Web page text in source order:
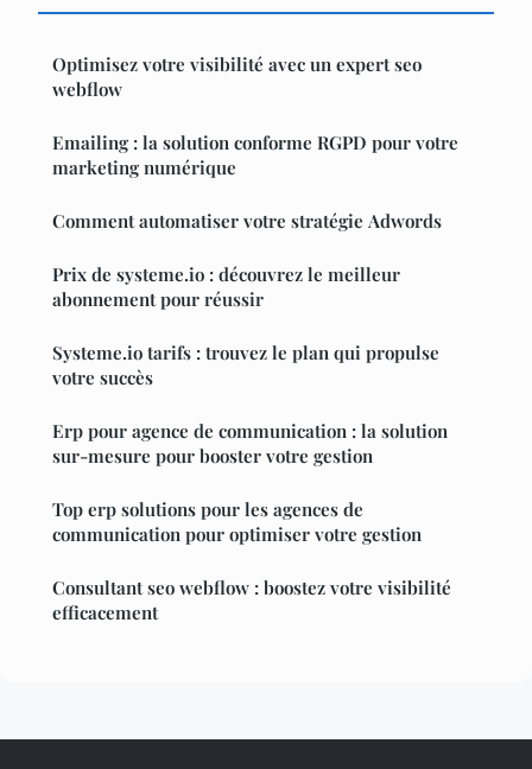
Optimisez votre visibilité avec un expert seo
webflow
Emailing : la solution conforme RGPD pour votre
marketing numérique
Comment automatiser votre stratégie Adwords
Prix de systeme.io : découvrez le meilleur
abonnement pour réussir
Systeme.io tarifs : trouvez le plan qui propulse
votre succès
Erp pour agence de communication : la solution
sur-mesure pour booster votre gestion
Top erp solutions pour les agences de
communication pour optimiser votre gestion
Consultant seo webflow : boostez votre visibilité
efficacement